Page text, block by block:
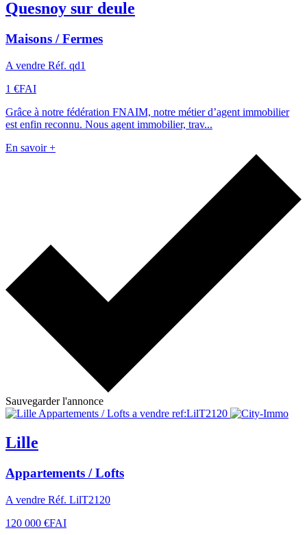
Quesnoy sur deule
Maisons / Fermes
A vendre Réf. qd1
1 €FAI
Grâce à notre fédération FNAIM, notre métier d’agent immobilier
est enfin reconnu. Nous agent immobilier, trav...
En savoir +
Sauvegarder l'annonce
Lille
Appartements / Lofts
A vendre Réf. LilT2120
120 000 €FAI